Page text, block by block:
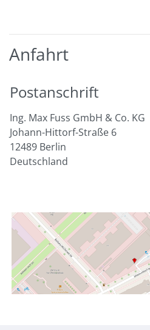
Anfahrt
Postanschrift
Ing. Max Fuss GmbH & Co. KG
Johann-Hittorf-Straße 6
12489 Berlin
Deutschland